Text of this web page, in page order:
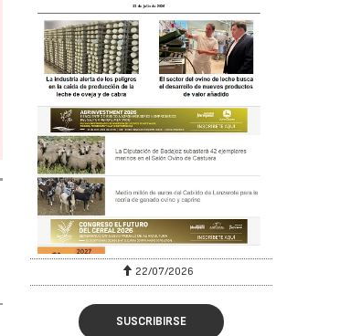
22/07/2026
SUSCRIBIRSE